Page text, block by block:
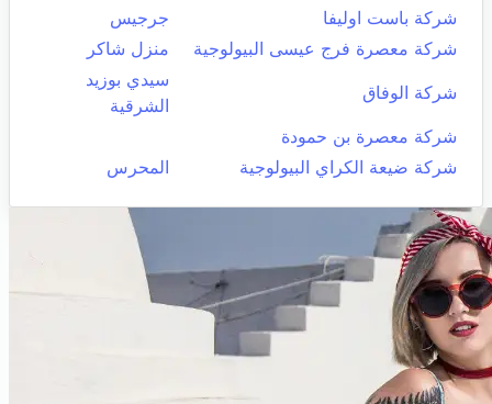
شركة باست اوليفا
جرجيس
شركة معصرة فرج عيسى البيولوجية
منزل شاكر
شركة الوفاق
سيدي بوزيد
الشرقية
شركة معصرة بن حمودة
شركة ضيعة الكراي البيولوجية
المحرس